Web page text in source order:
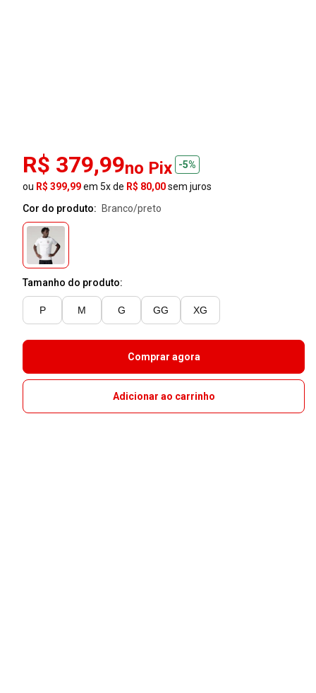
R$ 379,99no Pix
-5%
ou R$ 399,99em 5x de R$ 80,00sem juros
Cor do produto:
branco/preto
Tamanho do produto:
P M G GG XG
Comprar agora
Adicionar ao carrinho